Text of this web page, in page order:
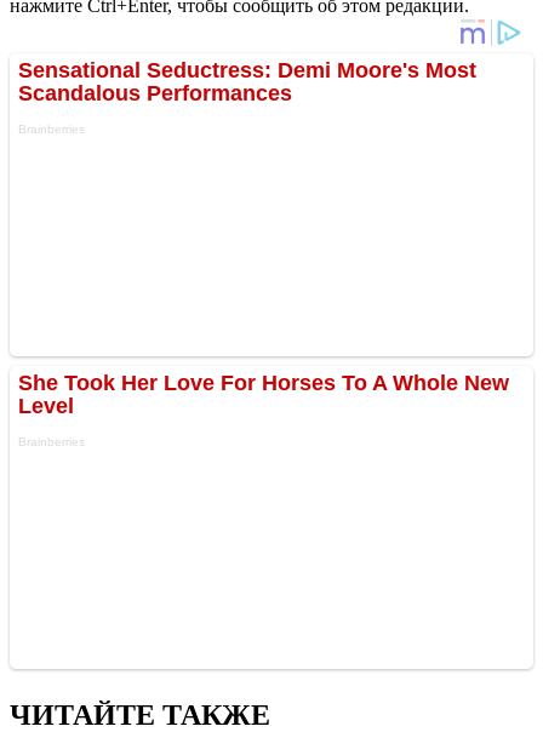
нажмите Ctrl+Enter, чтобы сообщить об этом редакции.
ЧИТАЙТЕ ТАКЖЕ